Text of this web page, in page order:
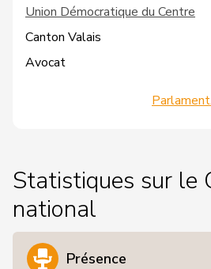
Union Démocratique du Centre
Canton Valais
Avocat
Statistiques sur le
national
Présence